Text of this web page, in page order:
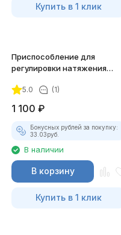
Купить в 1 клик
Приспособление для
регулировки натяжения
12115.0 (1)
1 100 ₽
Бонусных рублей за покупку:
33.03руб.
В наличии
В корзину
Купить в 1 клик